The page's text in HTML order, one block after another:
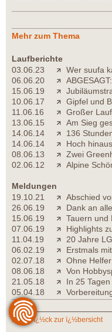
Mehr zum Thema
Laufberichte
03.06.23
Wer suufa
06.06.20
15.06.19
10.06.17
Gipfel und
11.06.16
Großer
13.06.15
Am Sieg
14.06.14
136
14.06.14
Hoch
08.06.13
Zwei
02.06.12
Alpine
Meldungen
19.10.21
Abschied
26.06.19
Dank an
15.06.19
Tauern und
07.06.19
Highlights
11.04.19
20 Jahre
06.02.19
Erstmals
02.07.18
Ohne
08.06.18
Von
21.05.18
In 25
05.04.18
zurï¿½ck zur ï¿½bersicht